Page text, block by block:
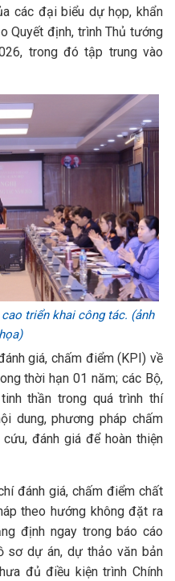
các đại biểu dự họp, khẩn
Quyết định, trình Thủ tướng
trong đó tập trung vào
triển khai công tác. (ảnh
giá, chấm điểm (KPI) về
thời hạn 01 năm; các Bộ,
thần trong quá trình thí
dung, phương pháp chấm
đánh giá để hoàn thiện
đánh giá, chấm điểm chất
theo hướng không đặt ra
định ngay trong báo cáo
sơ dự án, dự thảo văn bản
đủ điều kiện trình Chính